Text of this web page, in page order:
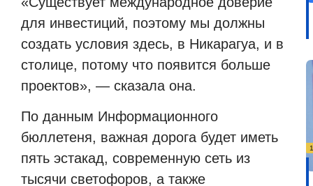
для инвестиций, поэтому мы должны
создать условия здесь, в Никарагуа, и в
столице, потому что появится больше
проектов», — сказала она.
По данным Информационного
бюллетеня, важная дорога будет иметь
пять эстакад, современную сеть из
тысячи светофоров, а также